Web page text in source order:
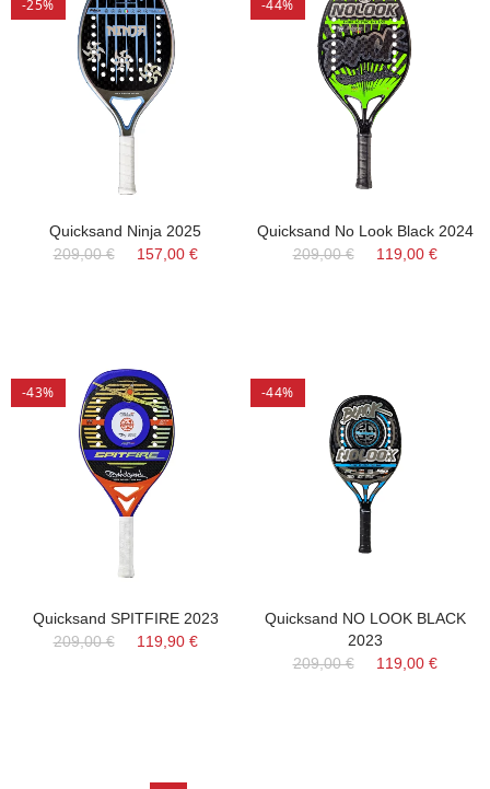
-25%
Quicksand Ninja 2025
209,00 €
157,00 €
-44%
Quicksand No Look Black 2024
209,00 €
119,00 €
-43%
Quicksand SPITFIRE 2023
209,00 €
119,90 €
-44%
Quicksand NO LOOK BLACK
2023
209,00 €
119,00 €